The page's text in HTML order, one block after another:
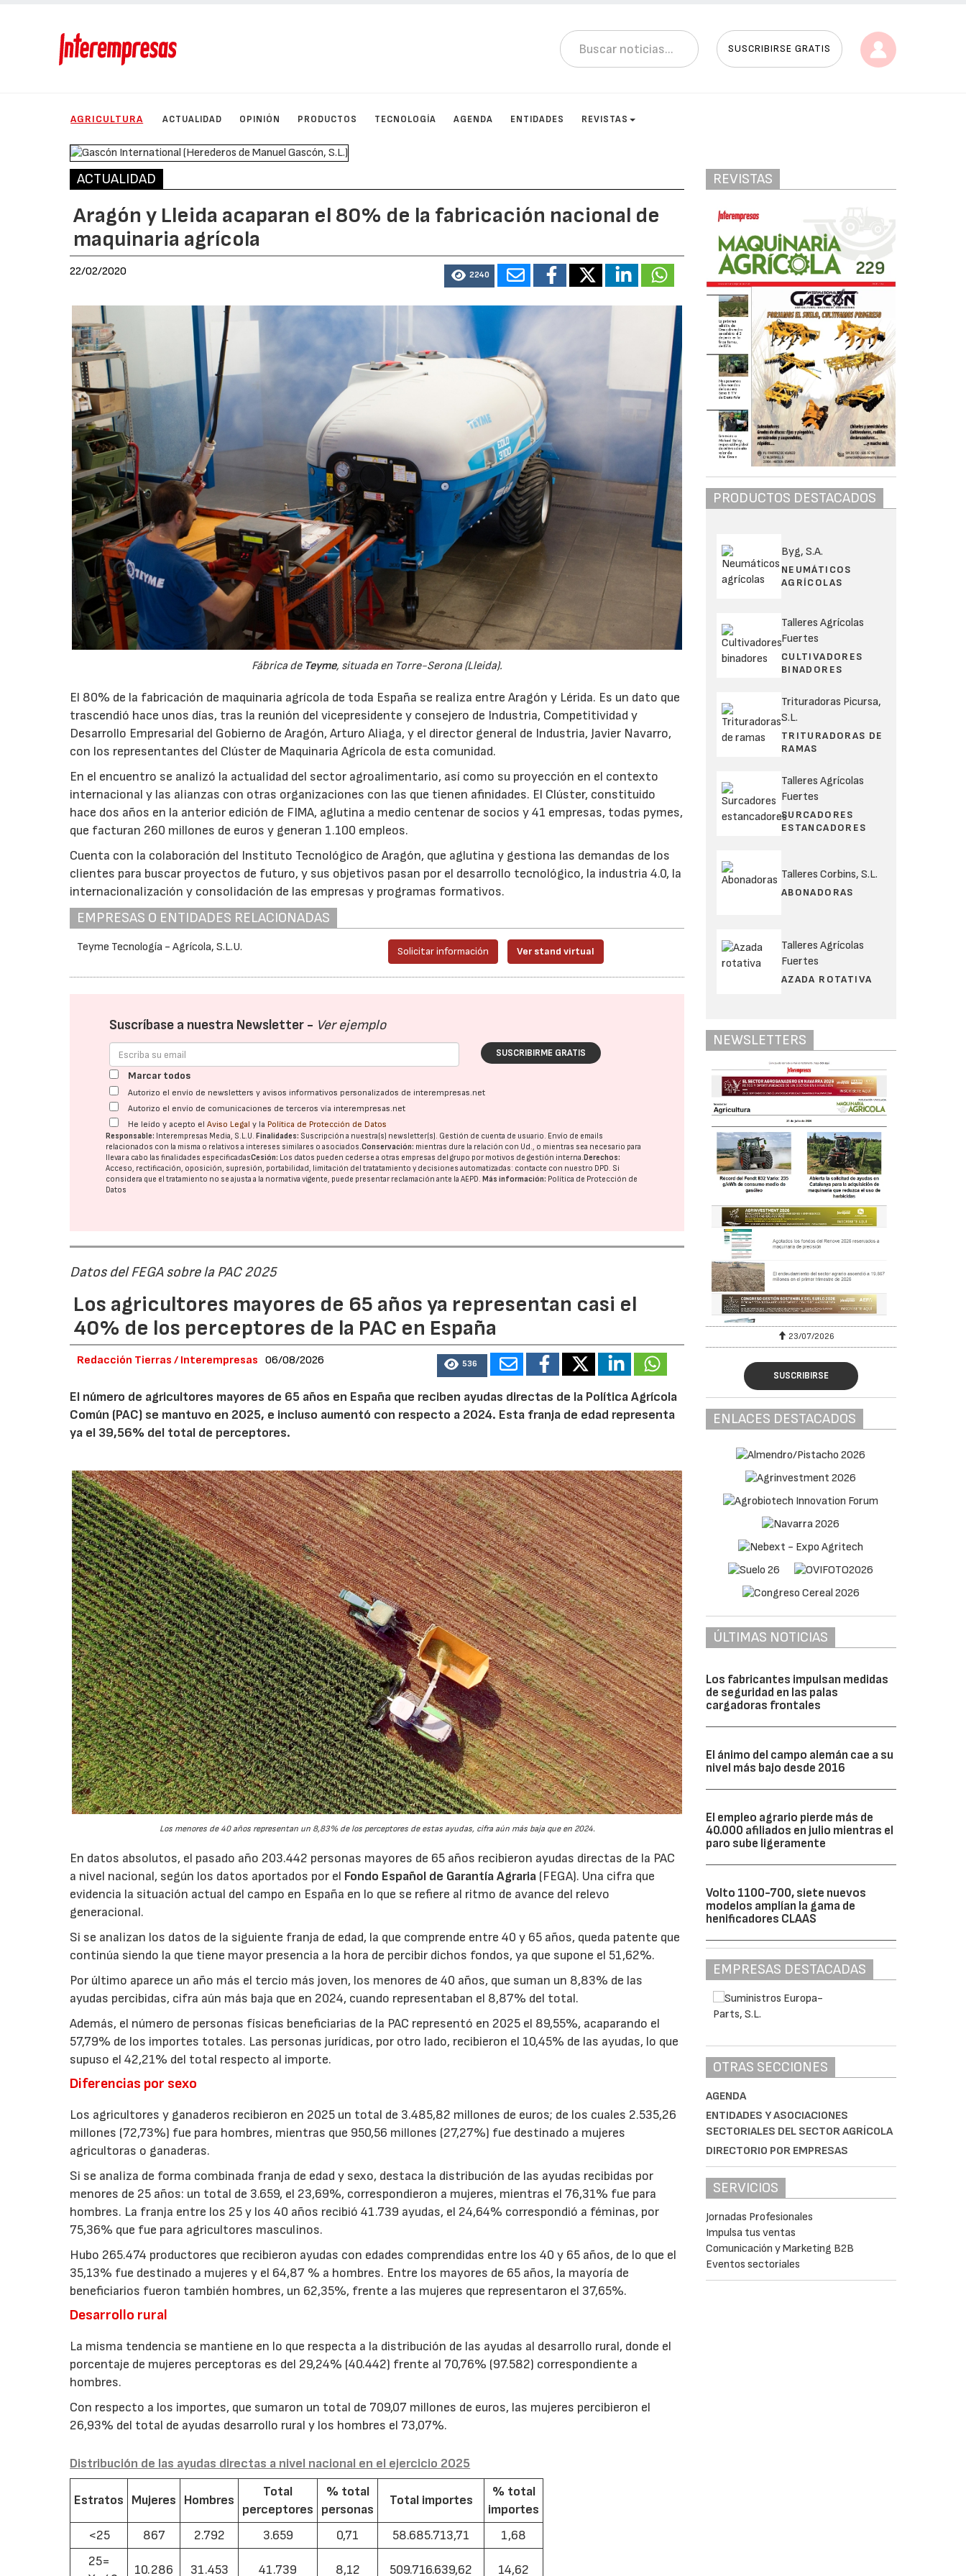
SUSCRIBIRSE GRATIS
AGRICULTURA ACTUALIDAD OPINIÓN PRODUCTOS TECNOLOGÍA AGENDA ENTIDADES REVISTAS
ACTUALIDAD
Aragón y Lleida acaparan el 80% de la fabricación nacional de
maquinaria agrícola
22/02/2020 2240
Fábrica de Teyme, situada en Torre-Serona (Lleida).
El 80% de la fabricación de maquinaria agrícola de toda España se realiza entre Aragón y Lérida. Es un dato que
trascendió hace unos días, tras la reunión del vicepresidente y consejero de Industria, Competitividad y
Desarrollo Empresarial del Gobierno de Aragón, Arturo Aliaga, y el director general de Industria, Javier Navarro,
con los representantes del Clúster de Maquinaria Agrícola de esta comunidad.
En el encuentro se analizó la actualidad del sector agroalimentario, así como su proyección en el contexto
internacional y las alianzas con otras organizaciones con las que tienen afinidades. El Clúster, constituido
hace dos años en la anterior edición de FIMA, aglutina a medio centenar de socios y 41 empresas, todas pymes,
que facturan 260 millones de euros y generan 1.100 empleos.
Cuenta con la colaboración del Instituto Tecnológico de Aragón, que aglutina y gestiona las demandas de los
clientes para buscar proyectos de futuro, y sus objetivos pasan por el desarrollo tecnológico, la industria 4.0, la
internacionalización y consolidación de las empresas y programas formativos.
EMPRESAS O ENTIDADES RELACIONADAS
Teyme Tecnología - Agrícola, S.L.U. Solicitar información Ver stand virtual
Suscríbase a nuestra Newsletter - Ver ejemplo
SUSCRIBIRME GRATIS
Marcar todos
Autorizo el envío de newsletters y avisos informativos personalizados de interempresas.net
Autorizo el envío de comunicaciones de terceros vía interempresas.net
He leído y acepto elAviso Legal y la Política de Protección de Datos
Responsable: Interempresas Media, S.L.U. Finalidades: Suscripción a nuestra(s) newsletter(s). Gestión de cuenta de usuario. Envío de emails
relacionados con la misma o relativos a intereses similares o asociados.Conservación: mientras dure la relación con Ud., o mientras sea necesario para
llevar a cabo las finalidades especificadasCesión: Los datos pueden cederse a otras empresas del grupo por motivos de gestión interna. Derechos:
Acceso, rectificación, oposición, supresión, portabilidad, limitación del tratatamiento y decisiones automatizadas: contacte con nuestro DPD. Si
considera que el tratamiento no se ajusta a la normativa vigente, puede presentar reclamación ante laAEPD. Más información: Política de Protección de
Datos
Datos del FEGA sobre la PAC 2025
Los agricultores mayores de 65 años ya representan casi el
40% de los perceptores de la PAC en España
Redacción Tierras / Interempresas 06/08/2026 536
El número de agricultores mayores de 65 años en España que reciben ayudas directas de la Política Agrícola
Común (PAC) se mantuvo en 2025, e incluso aumentó con respecto a 2024. Esta franja de edad representa
ya el 39,56% del total de perceptores.
Los menores de 40 años representan un 8,83% de los perceptores de estas ayudas, cifra aún más baja que en 2024.
En datos absolutos, el pasado año 203.442 personas mayores de 65 años recibieron ayudas directas de la PAC
a nivel nacional, según los datos aportados por el Fondo Español de Garantía Agraria (FEGA). Una cifra que
evidencia la situación actual del campo en España en lo que se refiere al ritmo de avance del relevo
generacional.
Si se analizan los datos de la siguiente franja de edad, la que comprende entre 40 y 65 años, queda patente que
continúa siendo la que tiene mayor presencia a la hora de percibir dichos fondos, ya que supone el 51,62%.
Por último aparece un año más el tercio más joven, los menores de 40 años, que suman un 8,83% de las
ayudas percibidas, cifra aún más baja que en 2024, cuando representaban el 8,87% del total.
Además, el número de personas físicas beneficiarias de la PAC representó en 2025 el 89,55%, acaparando el
57,79% de los importes totales. Las personas jurídicas, por otro lado, recibieron el 10,45% de las ayudas, lo que
supuso el 42,21% del total respecto al importe.
Diferencias por sexo
Los agricultores y ganaderos recibieron en 2025 un total de 3.485,82 millones de euros; de los cuales 2.535,26
millones (72,73%) fue para hombres, mientras que 950,56 millones (27,27%) fue destinado a mujeres
agricultoras o ganaderas.
Si se analiza de forma combinada franja de edad y sexo, destaca la distribución de las ayudas recibidas por
menores de 25 años: un total de 3.659, el 23,69%, correspondieron a mujeres, mientras el 76,31% fue para
hombres. La franja entre los 25 y los 40 años recibió 41.739 ayudas, el 24,64% correspondió a féminas, por
75,36% que fue para agricultores masculinos.
Hubo 265.474 productores que recibieron ayudas con edades comprendidas entre los 40 y 65 años, de lo que el
35,13% fue destinado a mujeres y el 64,87 % a hombres. Entre los mayores de 65 años, la mayoría de
beneficiarios fueron también hombres, un 62,35%, frente a las mujeres que representaron el 37,65%.
Desarrollo rural
La misma tendencia se mantiene en lo que respecta a la distribución de las ayudas al desarrollo rural, donde el
porcentaje de mujeres perceptoras es del 29,24% (40.442) frente al 70,76% (97.582) correspondiente a
hombres.
Con respecto a los importes, que sumaron un total de 709,07 millones de euros, las mujeres percibieron el
26,93% del total de ayudas desarrollo rural y los hombres el 73,07%.
Distribución de las ayudas directas a nivel nacional en el ejercicio 2025
Estratos Mujeres Hombres
Total
perceptores
% total
personas
Total importes
% total
importes
<25
867 2.792 3.659 0,71 58.685.713,71
1,68
25=
10.286 31.453 41.739 8,12 509.716.639,62 14,62
REVISTAS
PRODUCTOS DESTACADOS
Byg, S.A.
NEUMÁTICOS
AGRÍCOLAS
Talleres Agrícolas
Fuertes
CULTIVADORES
BINADORES
Trituradoras Picursa,
S.L.
TRITURADORAS DE
RAMAS
Talleres Agrícolas
Fuertes
SURCADORES
ESTANCADORES
Talleres Corbins, S.L.
ABONADORAS
Talleres Agrícolas
Fuertes
AZADA ROTATIVA
NEWSLETTERS
23/07/2026 23/07/2026
SUSCRIBIRSE
ENLACES DESTACADOS
ÚLTIMAS NOTICIAS
Los fabricantes impulsan medidas
de seguridad en las palas
cargadoras frontales
El ánimo del campo alemán cae a su
nivel más bajo desde 2016
El empleo agrario pierde más de
40.000 afiliados en julio mientras el
paro sube ligeramente
Volto 1100-700, siete nuevos
modelos amplían la gama de
henificadores CLAAS
EMPRESAS DESTACADAS
OTRAS SECCIONES
AGENDA
ENTIDADES Y ASOCIACIONES
SECTORIALES DEL SECTOR AGRÍCOLA
DIRECTORIO POR EMPRESAS
SERVICIOS
Jornadas Profesionales
Impulsa tus ventas
Comunicación y Marketing B2B
Eventos sectoriales